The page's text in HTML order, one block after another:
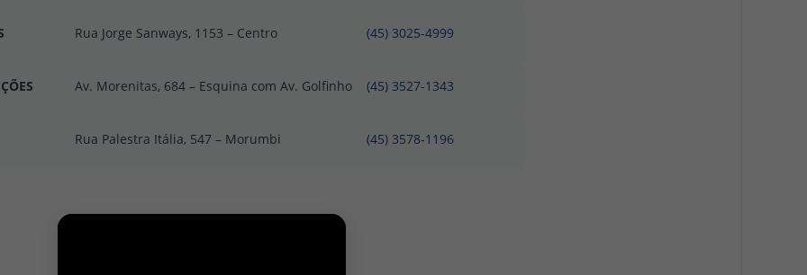
Rua Jorge Sanways, 1153 – Centro (45) 3025-4999
Av. Morenitas, 684 – Esquina com Av. Golfinho (45) 3527-1343
Rua Palestra Itália, 547 – Morumbi (45) 3578-1196